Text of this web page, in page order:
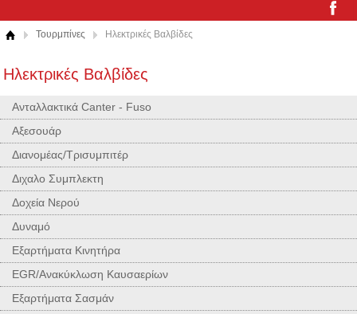
Τουρμπίνες Ηλεκτρικές Βαλβίδες
Ηλεκτρικές Βαλβίδες
Ανταλλακτικά Canter - Fuso
Αξεσουάρ
Διανομέας/Τρισυμπιτέρ
Διχαλο Συμπλεκτη
Δοχεία Νερού
Δυναμό
Εξαρτήματα Κινητήρα
EGR/Ανακύκλωση Καυσαερίων
Εξαρτήματα Σασμάν